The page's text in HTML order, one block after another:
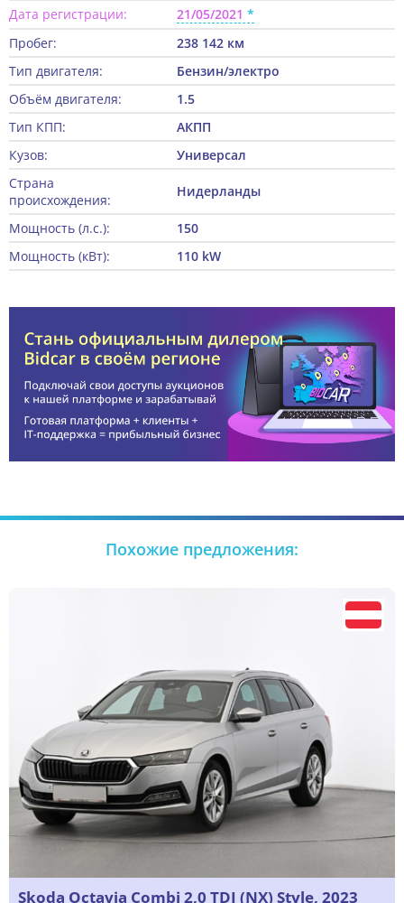
Дата регистрации:
21/05/2021
Пробег:
238 142 км
Тип двигателя:
Бензин/электро
Объём двигателя:
1.5
Тип КПП:
АКПП
Кузов:
Универсал
Страна
происхождения:
Нидерланды
Мощность (л.с.):
150
Мощность (кВт):
110 kW
Похожие предложения:
Skoda Octavia Combi 2,0 TDI (NX) Style, 2023